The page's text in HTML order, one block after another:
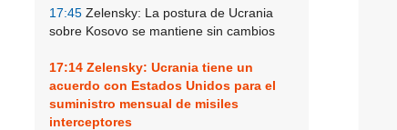
17:45 Zelensky: La postura de Ucrania
sobre Kosovo se mantiene sin cambios
17:14 Zelensky: Ucrania tiene un
acuerdo con Estados Unidos para el
suministro mensual de misiles
interceptores